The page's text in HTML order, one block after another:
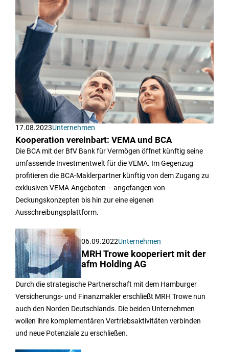
17.08.2023Unternehmen
Kooperation vereinbart: VEMA und BCA
Die BCA mit der BfV Bank für Vermögen öffnet künftig seine
umfassende Investmentwelt für die VEMA. Im Gegenzug
profitieren die BCA-Maklerpartner künftig von dem Zugang zu
exklusiven VEMA-Angeboten – angefangen von
Deckungskonzepten bis hin zur eine eigenen
Ausschreibungsplattform.
06.09.2022Unternehmen
MRH Trowe kooperiert mit der
afm Holding AG
Durch die strategische Partnerschaft mit dem Hamburger
Versicherungs- und Finanzmakler erschließt MRH Trowe nun
auch den Norden Deutschlands. Die beiden Unternehmen
wollen ihre komplementären Vertriebsaktivitäten verbinden
und neue Potenziale zu erschließen.